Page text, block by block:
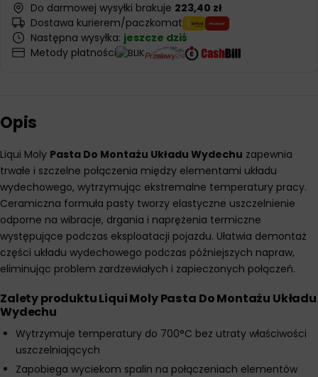
Do darmowej wysyłki brakuje 223,40 zł
Dostawa kurierem/paczkomat
Następna wysyłka: jeszcze dziś
Metody płatności
Opis
Liqui Moly Pasta Do Montażu Układu Wydechu zapewnia
trwałe i szczelne połączenia między elementami układu
wydechowego, wytrzymując ekstremalne temperatury pracy.
Ceramiczna formuła pasty tworzy elastyczne uszczelnienie
odporne na wibracje, drgania i naprężenia termiczne
występujące podczas eksploatacji pojazdu. Ułatwia demontaż
części układu wydechowego podczas późniejszych napraw,
eliminując problem zardzewiałych i zapieczonych połączeń.
Zalety produktu Liqui Moly Pasta Do Montażu Układu
Wydechu
Wytrzymuje temperatury do 700°C bez utraty właściwości
uszczelniających
Zapobiega wyciekom spalin na połączeniach elementów